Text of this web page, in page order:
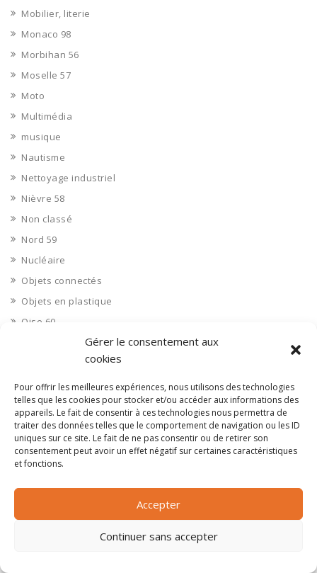
Gérer le consentement aux
cookies
Pour offrir les meilleures expériences, nous utilisons des technologies
telles que les cookies pour stocker et/ou accéder aux informations des
appareils. Le fait de consentir à ces technologies nous permettra de
traiter des données telles que le comportement de navigation ou les ID
uniques sur ce site. Le fait de ne pas consentir ou de retirer son
consentement peut avoir un effet négatif sur certaines caractéristiques
et fonctions.
Accepter
Continuer sans accepter
Mobilier, literie
Monaco 98
Morbihan 56
Moselle 57
Moto
Multimédia
musique
Nautisme
Nettoyage industriel
Nièvre 58
Non classé
Nord 59
Nucléaire
Objets connectés
Objets en plastique
Oise 60
Opérateur télécom
Opérateurs télécom
Optique
Ordinateurs
Orne 61
Ouvrages d’art
Paramédical, compléments alimentaires
Paris 75